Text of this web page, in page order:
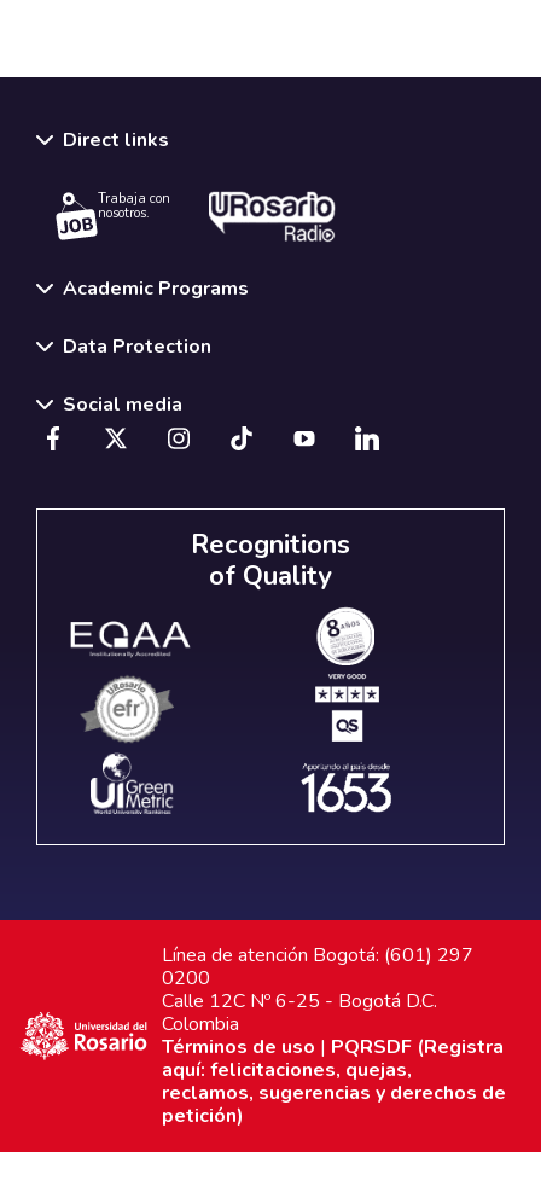
Direct links
Trabaja con
nosotros.
Academic Programs
Data Protection
Social media
Recognitions
of Quality
Línea de atención Bogotá: (601) 297
0200
Calle 12C Nº 6-25 - Bogotá D.C.
Colombia
Términos de uso | PQRSDF (Registra
aquí: felicitaciones, quejas,
reclamos, sugerencias y derechos de
petición)